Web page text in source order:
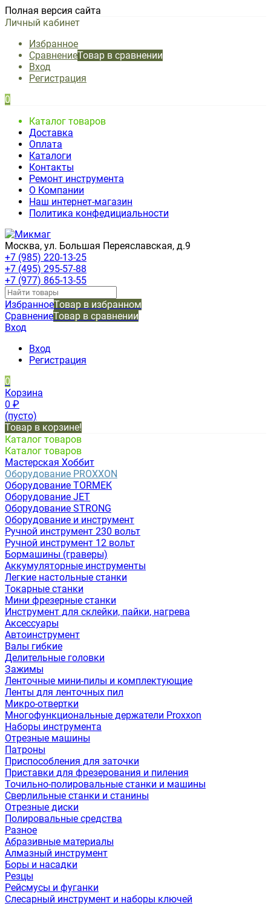
Полная версия сайта
Личный кабинет
Избранное
СравнениеТовар в сравнении
Вход
Регистрация
0
Каталог товаров
Доставка
Оплата
Каталоги
Контакты
Ремонт инструмента
О Компании
Наш интернет-магазин
Политика конфедициальности
Москва, ул. Большая Переяславская, д.9
+7 (985) 220-13-25
+7 (495) 295-57-88
+7 (977) 865-13-55
ИзбранноеТовар в избранном
СравнениеТовар в сравнении
Вход
Вход
Регистрация
0
Корзина
0 ₽
(пусто)
Товар в корзине!
Каталог товаров
Каталог товаров
Мастерская Хоббит
Оборудование PROXXON
Оборудование TORMEK
Оборудование JET
Оборудование STRONG
Оборудование и инструмент
Ручной инструмент 230 вольт
Ручной инструмент 12 вольт
Бормашины (граверы)
Аккумуляторные инструменты
Легкие настольные станки
Токарные станки
Мини фрезерные станки
Инструмент для склейки, пайки, нагрева
Аксессуары
Автоинструмент
Валы гибкие
Делительные головки
Зажимы
Ленточные мини-пилы и комплектующие
Ленты для ленточных пил
Микро-отвертки
Многофункциональные держатели Proxxon
Наборы инструмента
Отрезные машины
Патроны
Приспособления для заточки
Приставки для фрезерования и пиления
Точильно-полировальные станки и машины
Сверлильные станки и станины
Отрезные диски
Полировальные средства
Разное
Абразивные материалы
Алмазный инструмент
Боры и насадки
Резцы
Рейсмусы и фуганки
Слесарный инструмент и наборы ключей